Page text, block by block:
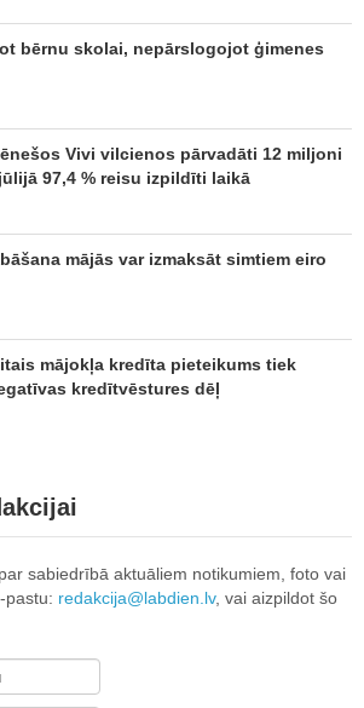
bērnu skolai, nepārslogojot ģimenes
Vivi vilcienos pārvadāti 12 miljoni
97,4 % reisu izpildīti laikā
mājās var izmaksāt simtiem eiro
mājokļa kredīta pieteikums tiek
kredītvēstures dēļ
sabiedrībā aktuāliem notikumiem, foto vai
pastu: redakcija@labdien.lv, vai aizpildot šo